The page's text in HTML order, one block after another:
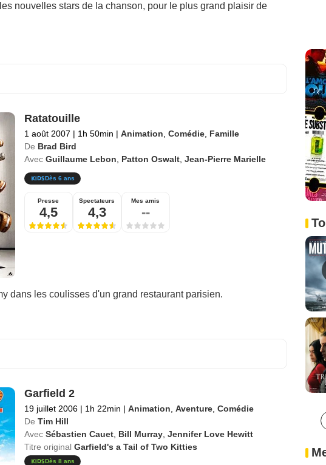
nouvelles stars de la chanson, pour le plus grand plaisir de
Ratatouille
1 août 2007 | 1h 50min | Animation Comédie, Famille
De Brad Bird
Avec Guillaume Lebon Patton Oswalt, Jean-Pierre Marielle
Dès 6 ans
Presse
4,5
Spectateurs
4,3
Mes amis
--
dans les coulisses d'un grand restaurant parisien.
Garfield 2
19 juillet 2006 | 1h 22min | Animation Aventure, Comédie
De Tim Hill
Avec Sébastien Cauet, Bill Murray, Jennifer Love Hewitt
Titre original Garfield's a Tail of Two Kitties
Dès 8 ans